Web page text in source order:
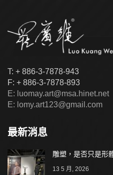
T: + 886-3-7878-943
F: + 886-3-7878-893
E: luomay.art@msa.hinet.net
E: lomy.art123@gmail.com
最新消息
雕塑，是否只是形
13 5 月, 2026